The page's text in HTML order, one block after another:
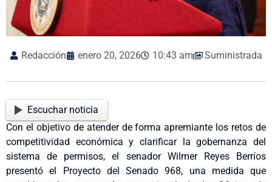
Redacción enero 20, 2026 10:43 am Suministrada
Escuchar noticia
Con el objetivo de atender de forma apremiante los retos de
competitividad económica y clarificar la gobernanza del
sistema de permisos, el senador Wilmer Reyes Berríos
presentó el Proyecto del Senado 968, una medida que